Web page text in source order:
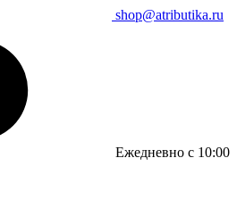
shop@atributika.ru
Ежедневно с 10:00